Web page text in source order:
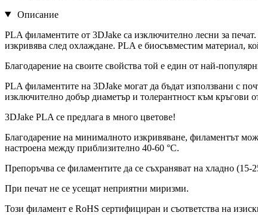
Описание
PLA филаментите от 3DJake са изключително лесни за
изкривява след охлаждане. PLA е биосъвместим материал,
Благодарение на своите свойства той е един от най-
PLA филаментите на 3DJake могат да бъдат използвани с
изключително добър диаметър и толерантност към кръгови
3DJake PLA се предлага в много цветове!
Благодарение на минималното изкривяване, филаментът
настроена между приблизително 40-60 °C.
Препоръчва се филаментите да се съхраняват на хладно (15-
При печат не се усещат неприятни миризми.
Този филамент е RoHS сертифициран и съответства на